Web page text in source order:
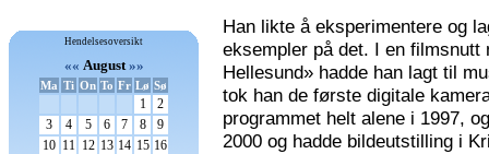
Hendelsesoversikt
«« August»»
Ma Ti On To Fr Lø Sø
1
2
3
4 5 6 7 8
9
10 11 12 13 14 15 16
Han likte å eksperimentere og
eksempler på det. I en filmsnutt
Hellesund» hadde han lagt til
tok han de første digitale
programmet helt alene i 1997,
2000 og hadde bildeutstilling i